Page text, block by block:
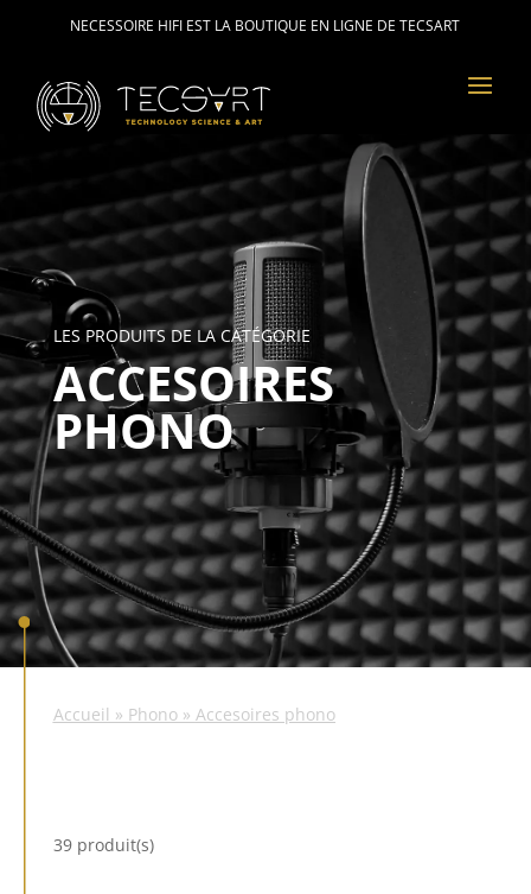
NECESSOIRE HIFI EST LA BOUTIQUE EN LIGNE DE TECSART
LES PRODUITS DE LA CATÉGORIE
ACCESOIRES
PHONO
Accueil » Phono» Accesoires phono
39 produit(s)